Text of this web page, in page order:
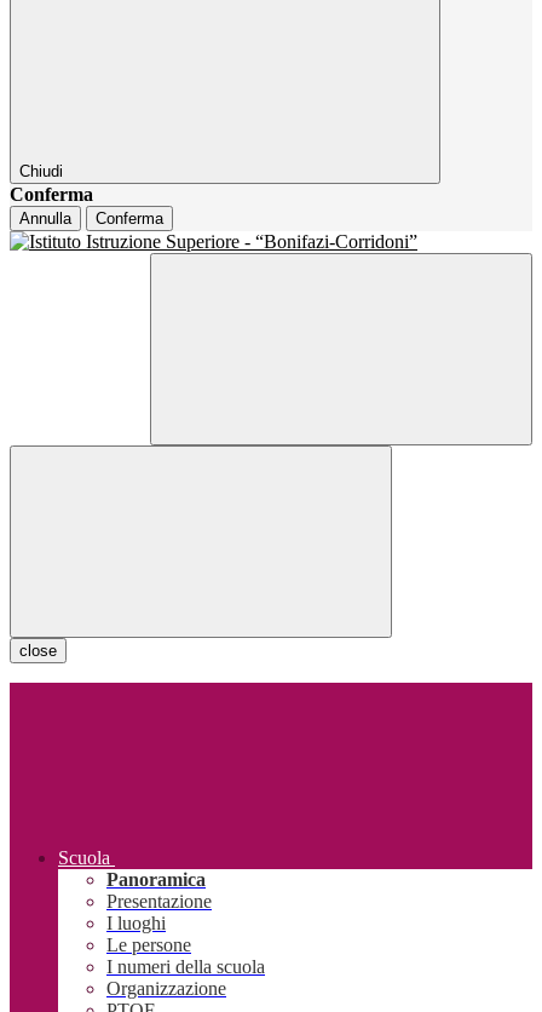
Chiudi
Conferma
Annulla Conferma
close
Scuola
Panoramica
Presentazione
I luoghi
Le persone
I numeri della scuola
Organizzazione